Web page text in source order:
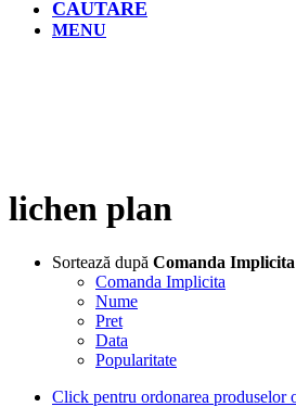
CAUTARE
MENU
lichen plan
Sortează după Comanda Implicita
Comanda Implicita
Nume
Pret
Data
Popularitate
Click pentru ordonarea produselor